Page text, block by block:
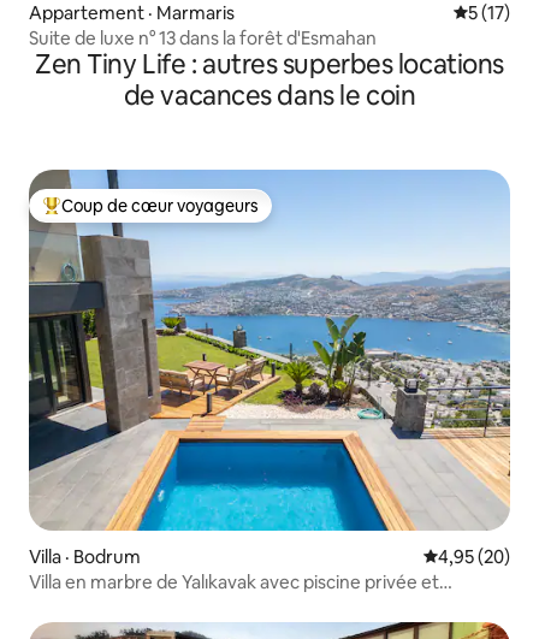
Appartement · Marmaris Note
5 (17)
Suite de luxe n° 13 dans la forêt d'Esmahan
Zen Tiny Life : autres superbes locations
de vacances dans le coin
Coup de cœur voyageurs parmi les plus aimés
Coup de cœur voyageurs
Villa · Bodrum Note
4,95 (20)
Villa en marbre de Yalıkavak avec piscine privée et